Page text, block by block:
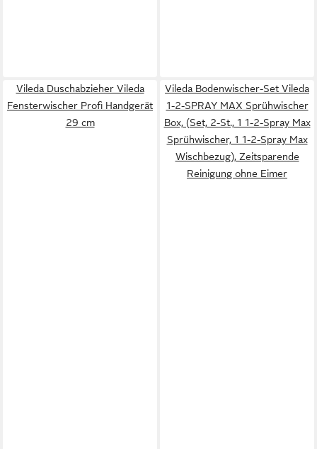
Vileda Duschabzieher Vileda
Fensterwischer Profi Handgerät
29 cm
Vileda Bodenwischer-Set Vileda
1-2-SPRAY MAX Sprühwischer
Box, (Set, 2-St., 1 1-2-Spray Max
Sprühwischer, 1 1-2-Spray Max
Wischbezug), Zeitsparende
Reinigung ohne Eimer